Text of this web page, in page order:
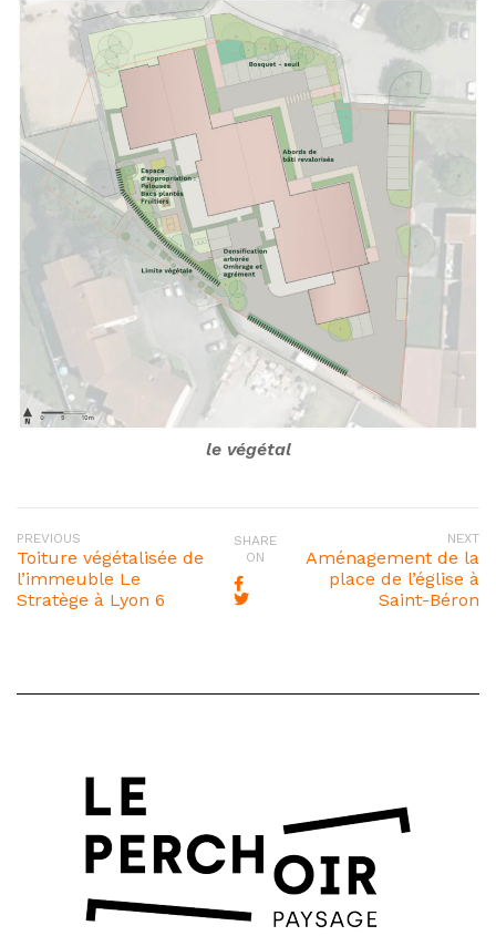
le végétal
PREVIOUS
Toiture végétalisée de
l’immeuble Le
Stratège à Lyon 6
SHARE
ON
NEXT
Aménagement de la
place de l’église à
Saint-Béron